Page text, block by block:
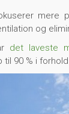
og
det laveste
90 % i